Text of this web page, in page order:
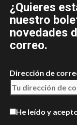
¿Quieres
nuestro
novedades
correo.
Dirección de
He leído y